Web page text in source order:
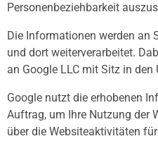
Personenbeziehbarkeit
Die Informationen werden an
und dort weiterverarbeitet.
an Google LLC mit Sitz in den
Google nutzt die erhobenen
Auftrag, um Ihre Nutzung der
über die Websiteaktivitäten